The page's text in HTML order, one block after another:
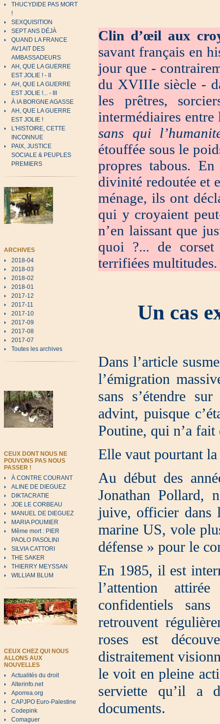
THUCYDIDE PAS MORT
!
SEXQUISITION
SEPT ANS DÉJÀ
QUAND LA FRANCE
AV1AIT DES
AMBASSADEURS
AH, QUE LA GUERRE
EST JOLIE ! - II
AH, QUE LA GUERRE
EST JOLIE !... - III
À lA BORGNE AGASSE
AH, QUE LA GUERRE
EST JOLIE !
L'HISTOIRE, CETTE
INCONNUE
PAIX, JUSTICE
SOCIALE & PEUPLES
PREMIERS
ARCHIVES
2018-04
2018-03
2018-02
2018-01
2017-12
2017-11
2017-10
2017-09
2017-08
2017-07
Toutes les archives
CEUX DONT NOUS NE
POUVONS PAS NOUS
PASSER !
À CONTRE COURANT
ALINE DE DIEGUEZ
DIKTACRATIE
JOE LE CORBEAU
MANUEL DE DIEGUEZ
MARIA POUMIER
Même mort : PIER
PAOLO PASOLINI
SILVIA CATTORI
THE SAKER
THIERRY MEYSSAN
WILLIAM BLUM
CEUX CHEZ QUI NOUS
ALLONS AUX
NOUVELLES
Actualités du droit
Alterinfo.net
Aporrea.org
CAPJPO Euro-Palestine
Codepink
Comaguer
Clin d’œil aux
savant français en
jour que -
du XVIIIe siècle -
les prêtres,
intermédiaires
sans qui
étouffée sous le
propres tabous.
divinité redoutée et
ménage, ils ont
qui y croyaient
n’en laissant que
quoi ?... de
terrifiées multitudes.
Un cas
Dans l’article
l’émigration
sans s’étendre
advint, puisque
Poutine, qui n’a
Elle vaut pourtant
Au début des
Jonathan Pollard,
juive, officier dans
marine US, vole
défense » pour le
En 1985, il est
l’attention
confidentiels
retrouvent
roses est
distraitement
le voit en pleine
serviette qu’il a
documents.